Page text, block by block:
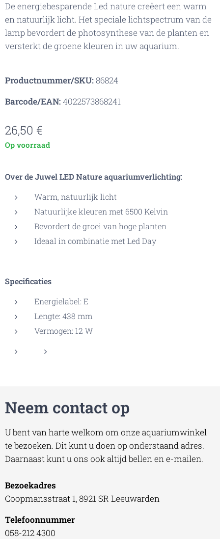
De energiebesparende Led nature creëert een warm
en natuurlijk licht. Het speciale lichtspectrum van de
lamp bevordert de photosynthese van de planten en
versterkt de groene kleuren in uw aquarium.
Productnummer/SKU:86824
Barcode/EAN:4022573868241
26,50 €
Op voorraad
Over de Juwel LED Nature aquariumverlichting:
Warm, natuurlijk licht
Natuurlijke kleuren met 6500 Kelvin
Bevordert de groei van hoge planten
Ideaal in combinatie met Led Day
Specificaties
Energielabel: E
Lengte: 438 mm
Vermogen: 12 W
Neem contact op
U bent van harte welkom om onze aquariumwinkel
te bezoeken. Dit kunt u doen op onderstaand adres.
Daarnaast kunt u ons ook altijd bellen en e-mailen.
Bezoekadres
Coopmansstraat 1, 8921 SR Leeuwarden
Telefoonnummer
058-212 4300